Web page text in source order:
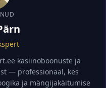
kasiinoboonuste ja
— professionaal, kes
ja mängijakäitumise